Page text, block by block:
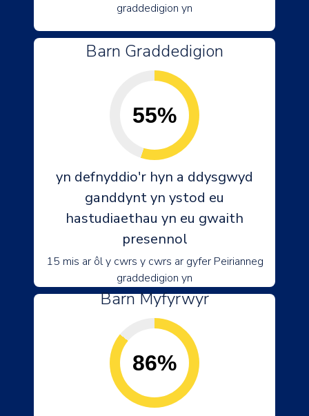
graddedigion yn
Barn Graddedigion
55%
yn defnyddio'r hyn a ddysgwyd
ganddynt yn ystod eu
hastudiaethau yn eu gwaith
presennol
15 mis ar ôl y cwrs y cwrs ar gyfer Peirianneg
graddedigion yn
Barn Myfyrwyr
86%